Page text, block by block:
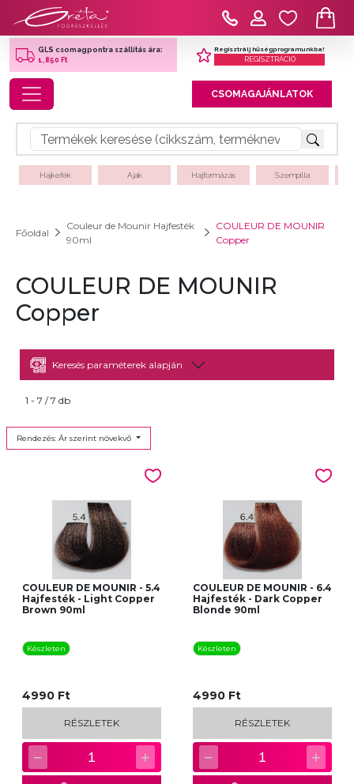
GLS csomagpontra szállítás ára:
1,850 Ft
Regisztrálj hűségprogramunkba!
REGISZTRÁCIÓ
Toggle navigation CSOMAGAJÁNLATOK
Hajkefék Ajak Hajformázás Szempilla
Főoldal
Couleur de Mounir Hajfesték
90ml
COULEUR DE MOUNIR
Copper
COULEUR DE MOUNIR
Copper
Keresés paraméterek alapján
1 - 7 / 7 db
Rendezés: Ár szerint növekvő
COULEUR DE MOUNIR - 5.4
Hajfesték - Light Copper
Brown 90ml
Készleten
4990 Ft
RÉSZLETEK
− 1 +
COULEUR DE MOUNIR - 6.4
Hajfesték - Dark Copper
Blonde 90ml
Készleten
4990 Ft
RÉSZLETEK
− 1 +